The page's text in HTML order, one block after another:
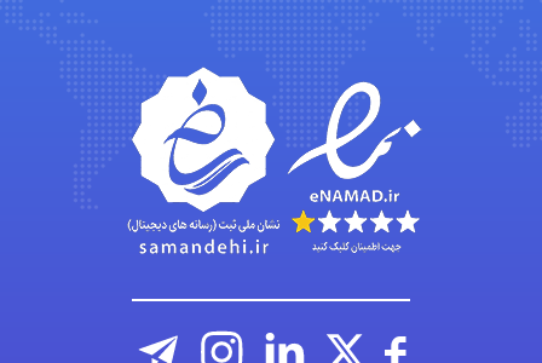
Poubakhtiari
Alirez0990